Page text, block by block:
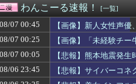
彼がうちの老犬を仰向けにしてお腹
北朝鮮がロシアに弾道ミサイル40
なんでみんなそんなに共産主義嫌な
【新台評価】パチンコ「e EDENS
急いで曲がり角を曲がったとき、す
【悲報】熊本地震発生時の「手術室
【セ順位】虎=兎-====//====燕星===
【動画】タイの立ちんぼ女子さん、
わんこーる速報！ [一覧]
08/07 00:45
【画像】新人女性声
08/07 00:25
【画像】「未経験チ
08/07 00:05
【悲報】熊本地震発
08/06 23:45
【悲報】サイバーコ